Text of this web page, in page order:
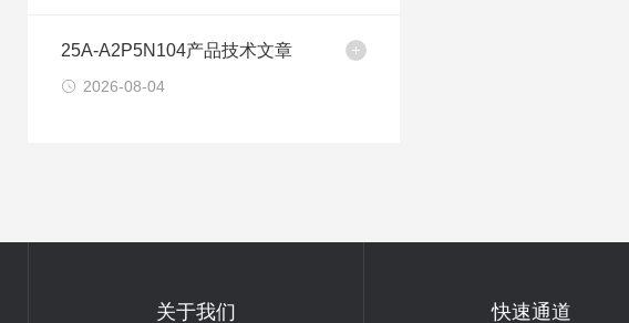
25A-A2P5N104产品技术文章
2026-08-04
关于我们 快速通道